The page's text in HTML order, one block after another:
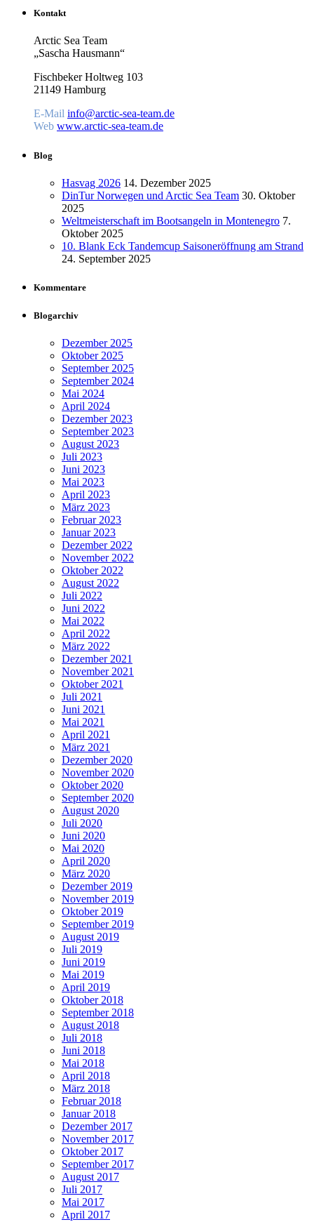
Kontakt
Arctic Sea Team
„Sascha Hausmann“
Fischbeker Holtweg 103
21149 Hamburg
E-Mail info@arctic-sea-team.de
Web www.arctic-sea-team.de
Blog
Hasvag 2026 14. Dezember 2025
DinTur Norwegen und Arctic Sea Team 30. Oktober
2025
Weltmeisterschaft im Bootsangeln in Montenegro 7.
Oktober 2025
10. Blank Eck Tandemcup Saisoneröffnung am Strand
24. September 2025
Kommentare
Blogarchiv
Dezember 2025
Oktober 2025
September 2025
September 2024
Mai 2024
April 2024
Dezember 2023
September 2023
August 2023
Juli 2023
Juni 2023
Mai 2023
April 2023
März 2023
Februar 2023
Januar 2023
Dezember 2022
November 2022
Oktober 2022
August 2022
Juli 2022
Juni 2022
Mai 2022
April 2022
März 2022
Dezember 2021
November 2021
Oktober 2021
Juli 2021
Juni 2021
Mai 2021
April 2021
März 2021
Dezember 2020
November 2020
Oktober 2020
September 2020
August 2020
Juli 2020
Juni 2020
Mai 2020
April 2020
März 2020
Dezember 2019
November 2019
Oktober 2019
September 2019
August 2019
Juli 2019
Juni 2019
Mai 2019
April 2019
Oktober 2018
September 2018
August 2018
Juli 2018
Juni 2018
Mai 2018
April 2018
März 2018
Februar 2018
Januar 2018
Dezember 2017
November 2017
Oktober 2017
September 2017
August 2017
Juli 2017
Mai 2017
April 2017